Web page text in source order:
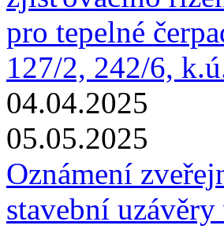
pro tepelné
127/2, 242/6,
04.04.2025
05.05.2025
Oznámení
stavební